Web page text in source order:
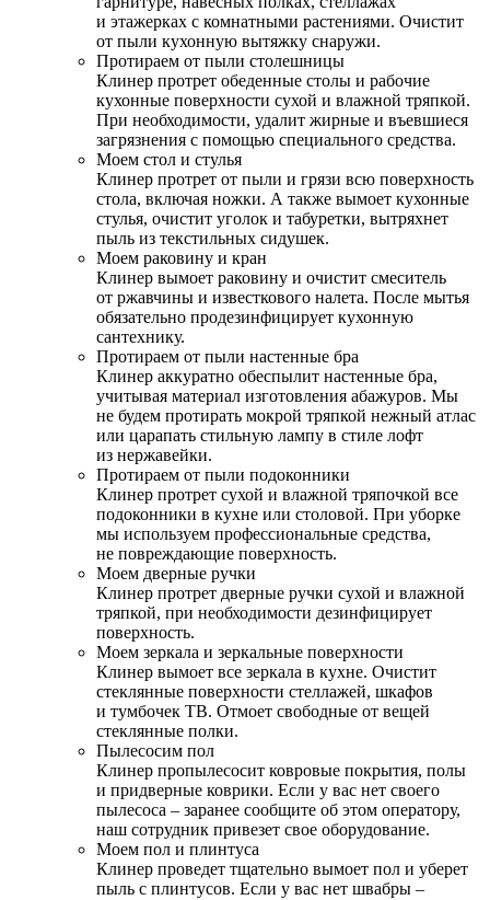
и этажерках с комнатными растениями. Очистит
от пыли кухонную вытяжку снаружи.
Протираем от пыли столешницы
Клинер протрет обеденные столы и рабочие
кухонные поверхности сухой и влажной тряпкой.
При необходимости, удалит жирные и въевшиеся
загрязнения с помощью специального средства.
Моем стол и стулья
Клинер протрет от пыли и грязи всю поверхность
стола, включая ножки. А также вымоет кухонные
стулья, очистит уголок и табуретки, вытряхнет
пыль из текстильных сидушек.
Моем раковину и кран
Клинер вымоет раковину и очистит смеситель
от ржавчины и известкового налета. После мытья
обязательно продезинфицирует кухонную
сантехнику.
Протираем от пыли настенные бра
Клинер аккуратно обеспылит настенные бра,
учитывая материал изготовления абажуров. Мы
не будем протирать мокрой тряпкой нежный атлас
или царапать стильную лампу в стиле лофт
из нержавейки.
Протираем от пыли подоконники
Клинер протрет сухой и влажной тряпочкой все
подоконники в кухне или столовой. При уборке
мы используем профессиональные средства,
не повреждающие поверхность.
Моем дверные ручки
Клинер протрет дверные ручки сухой и влажной
тряпкой, при необходимости дезинфицирует
поверхность.
Моем зеркала и зеркальные поверхности
Клинер вымоет все зеркала в кухне. Очистит
стеклянные поверхности стеллажей, шкафов
и тумбочек ТВ. Отмоет свободные от вещей
стеклянные полки.
Пылесосим пол
Клинер пропылесосит ковровые покрытия, полы
и придверные коврики. Если у вас нет своего
пылесоса – заранее сообщите об этом оператору,
наш сотрудник привезет свое оборудование.
Моем пол и плинтуса
Клинер проведет тщательно вымоет пол и уберет
пыль с плинтусов. Если у вас нет швабры –